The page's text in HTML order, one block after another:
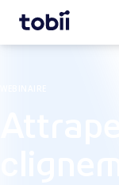
Accueil